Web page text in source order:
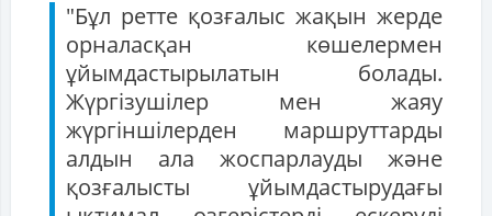
"Бұл ретте қозғалыс жақын жерде
орналасқан көшелермен
ұйымдастырылатын болады.
Жүргізушілер мен жаяу
жүргіншілерден маршруттарды
алдын ала жоспарлауды және
қозғалысты ұйымдастырудағы